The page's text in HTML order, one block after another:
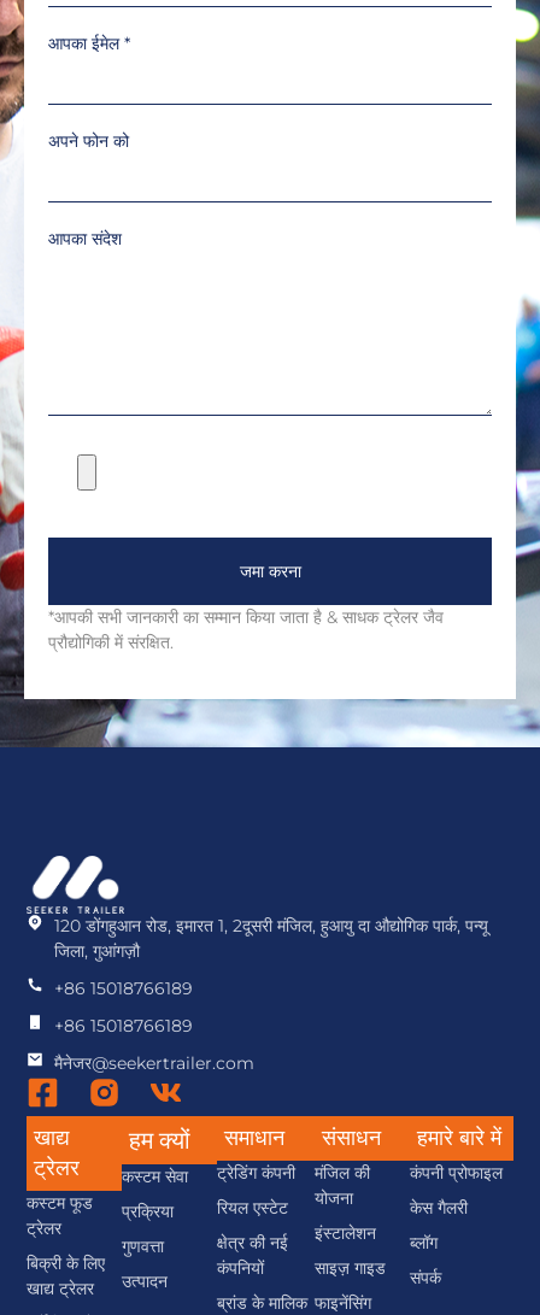
*आपकी सभी जानकारी का सम्मान किया जाता है & साधक ट्रेलर जैव
120 डोंगहुआन रोड, इमारत 1, 2दूसरी मंजिल, हुआयु दा औद्योगिक पार्क, पन्यू
मैनेजर@seekertrailer.com
खाद्य
ट्रेलर
कस्टम फूड
ट्रेलर
बिक्री के लिए
खाद्य ट्रेलर
हम क्यों
कस्टम सेवा
समाधान
ट्रेडिंग कंपनी
रियल एस्टेट
क्षेत्र की नई
कंपनियों
संसाधन
मंजिल की
योजना
साइज़ गाइड
हमारे बारे में
कंपनी प्रोफाइल
केस गैलरी
ब्लॉग